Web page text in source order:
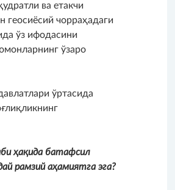
ва етакчи
чорраҳадаги
ўз ифодасини
ўзаро
ўртасида
ҳақида батафсил
рамзий аҳамиятга эга?